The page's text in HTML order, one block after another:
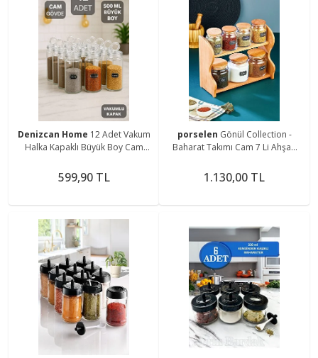
Denizcan Home 12 Adet Vakum
Halka Kapaklı Büyük Boy Cam
599,90 TL
porselen Gönül Collection -
Baharat Takımı Cam 7 Li Ahşap
1.130,00 TL